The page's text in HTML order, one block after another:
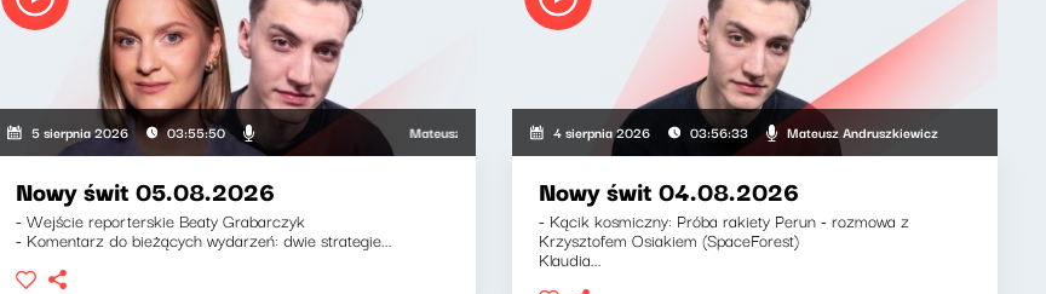
5 sierpnia 2026 03:55:50 Mateusz Andruszkiewicz, Zuzanna Iłenda
Nowy świt 05.08.2026
- Wejście reporterskie Beaty Grabarczyk
- Komentarz do bieżących wydarzeń: dwie strategie...
4 sierpnia 2026 03:56:33 Mateusz Andruszkiewicz
Nowy świt 04.08.2026
- Kącik kosmiczny: Próba rakiety Perun - rozmowa z
Krzysztofem Osiakiem (SpaceForest)
Klaudia...